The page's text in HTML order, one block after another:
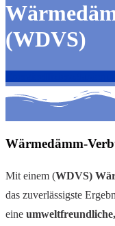
(WDVS)
Wärmedämm-
Mit einem (WDVS)
das zuverlässigste
eine umweltfreundliche,